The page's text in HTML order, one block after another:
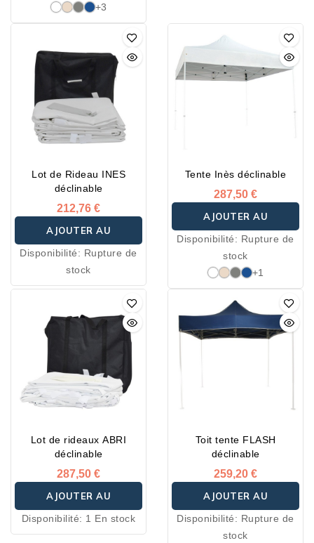
aluminium anodisé
renforcé Ø 5 cm épaisseur
• 4 hauteurs réglables de
• Système de blocage
avec anneau à ressorts
• Croisillons : 35 x 18 cm
épaisseur 2 mm
aluminium et fonte
d’aluminium
• Platine de pied en acier
galvanisé
Tente disponible en 5
couleurs : blanc, blanc
cassé, gris, bleu foncé,
+3
Lot de Rideau INES
déclinable
212,76 €
AJOUTER AU
PANIER
Disponibilité: Rupture de
stock
Tente Inès déclinable
287,50 €
AJOUTER AU
PANIER
Disponibilité: Rupture de
stock
+1
Lot de rideaux ABRI
déclinable
287,50 €
AJOUTER AU
PANIER
Disponibilité: 1 En stock
Toit tente FLASH
déclinable
259,20 €
AJOUTER AU
PANIER
Disponibilité: Rupture de
stock